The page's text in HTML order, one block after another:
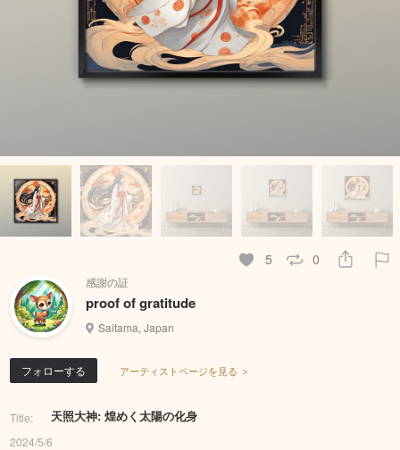
5 0
感謝の証
proof of gratitude
Saitama, Japan
フォローする アーティストページを見る ＞
Title: 天照大神: 煌めく太陽の化身
2024/5/6